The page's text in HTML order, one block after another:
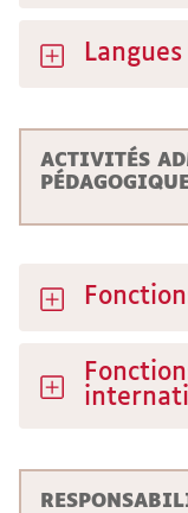
Langues
ACTIVITÉS